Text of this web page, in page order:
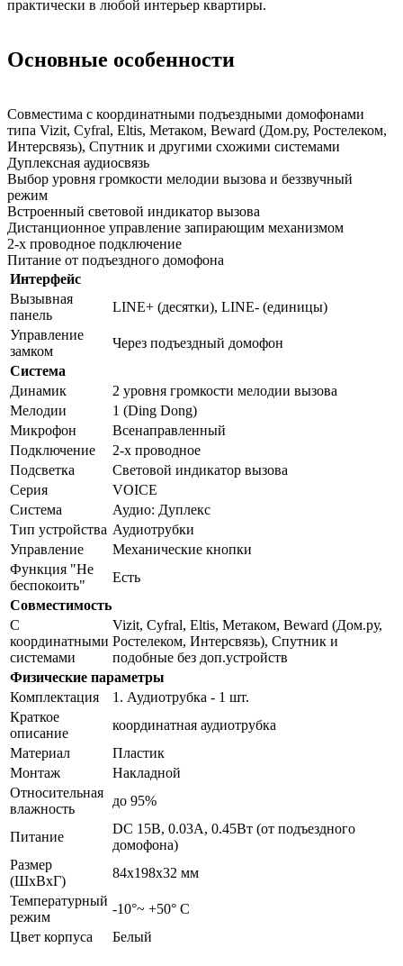
практически в любой интерьер квартиры.
Основные особенности
Совместима с координатными подъездными домофонами
типа Vizit, Cyfral, Eltis, Метаком, Beward (Дом.ру, Ростелеком,
Интерсвязь), Спутник и другими схожими системами
Дуплексная аудиосвязь
Выбор уровня громкости мелодии вызова и беззвучный
режим
Встроенный световой индикатор вызова
Дистанционное управление запирающим механизмом
2-х проводное подключение
Питание от подъездного домофона
Интерфейс
Вызывная
панель
LINE+ (десятки), LINE- (единицы)
Управление
замком
Через подъездный домофон
Система
Динамик
2 уровня громкости мелодии вызова
Мелодии
1 (Ding Dong)
Микрофон
Всенаправленный
Подключение
2-х проводное
Подсветка
Световой индикатор вызова
Серия
VOICE
Система
Аудио: Дуплекс
Тип устройства Аудиотрубки
Управление
Механические кнопки
Функция "Не
беспокоить"
Есть
Совместимость
С
координатными
системами
Vizit, Cyfral, Eltis, Метаком, Beward (Дом.ру,
Ростелеком, Интерсвязь), Спутник и
подобные без доп.устройств
Физические параметры
Комплектация
1. Аудиотрубка - 1 шт.
Краткое
описание
координатная аудиотрубка
Материал
Пластик
Монтаж
Накладной
Относительная
влажность
до 95%
Питание
DC 15В, 0.03А, 0.45Вт (от подъездного
домофона)
Размер
(ШxВxГ)
84х198х32 мм
Температурный
режим
-10°~ +50° С
Цвет корпуса
Белый